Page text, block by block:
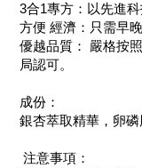
3合1專方：以先進
方便 經濟：只需早
優越品質： 嚴格按
局認可。
成份：
銀杏萃取精華，卵
注意事項：